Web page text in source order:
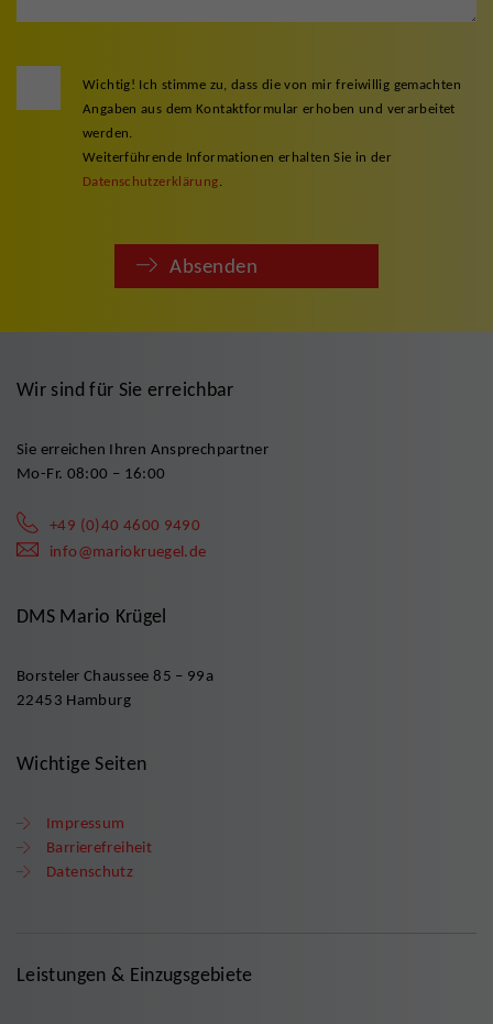
Wichtig! Ich stimme zu, dass die von mir freiwillig gemachten
Angaben aus dem Kontaktformular erhoben und verarbeitet
werden.
Weiterführende Informationen erhalten Sie in der
Datenschutzerklärung.
Absenden
Wir sind für Sie erreichbar
Sie erreichen Ihren Ansprechpartner
Mo-Fr. 08:00 – 16:00
+49 (0)40 4600 9490
info@mariokruegel.de
DMS Mario Krügel
Borsteler Chaussee 85 – 99a
22453 Hamburg
Wichtige Seiten
Impressum
Barrierefreiheit
Datenschutz
Leistungen & Einzugsgebiete